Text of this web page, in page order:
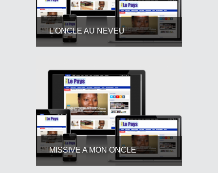
L’ONCLE AU NEVEU
MISSIVE A MON ONCLE